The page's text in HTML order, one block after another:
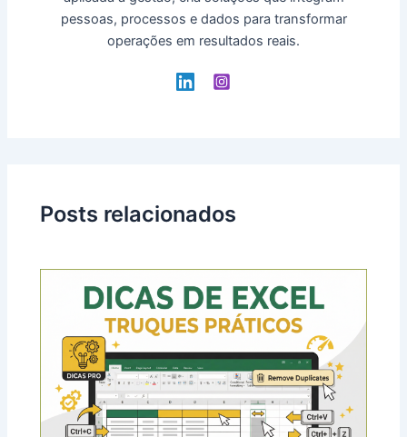
pessoas, processos e dados para transformar
operações em resultados reais.
Posts relacionados